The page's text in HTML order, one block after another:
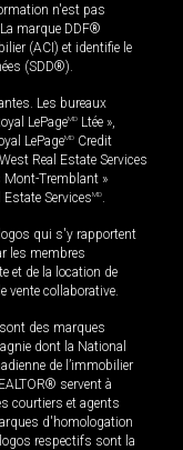
n'est pas
marque DDF®
(ACI) et identifie le
(SDD®).
Les bureaux
LePageMD Ltée »,
LePageMD Credit
West Real Estate Services
Mont-Tremblant »
ServicesMD.
qui s'y rapportent
les membres
et de la location de
vente collaborative.
des marques
dont la National
de l’immobilier
servent à
courtiers et agents
d'homologation
respectifs sont la